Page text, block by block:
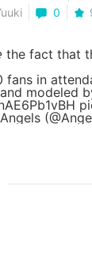
0
the fact that
in
modeled